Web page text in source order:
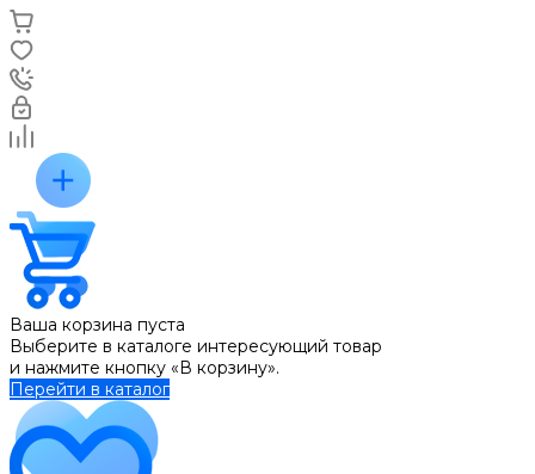
Ваша корзина пуста
Выберите в каталоге интересующий товар
и нажмите кнопку «В корзину».
Перейти в каталог